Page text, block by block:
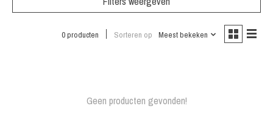
0 producten Sorteren op Meest bekeken
Geen producten gevonden!